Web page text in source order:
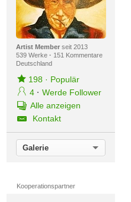
Artist Memberseit 2013
539 Werke · 151 Kommentare
Deutschland
198· Populär
4 · Werde Follower
Alle anzeigen
Kontakt
Galerie
Kooperationspartner